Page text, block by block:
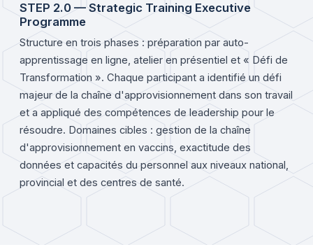
STEP 2.0 — Strategic Training Executive
Programme
Structure en trois phases : préparation par auto-
apprentissage en ligne, atelier en présentiel et « Défi de
Transformation ». Chaque participant a identifié un défi
majeur de la chaîne d'approvisionnement dans son travail
et a appliqué des compétences de leadership pour le
résoudre. Domaines cibles : gestion de la chaîne
d'approvisionnement en vaccins, exactitude des
données et capacités du personnel aux niveaux national,
provincial et des centres de santé.